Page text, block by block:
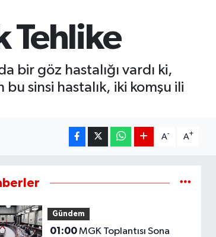
Tehlike
bir göz hastalığı vardı ki,
sinsi hastalık, iki komşu ili
A- A+
Gündem
01:00MGK Toplantısı Sona